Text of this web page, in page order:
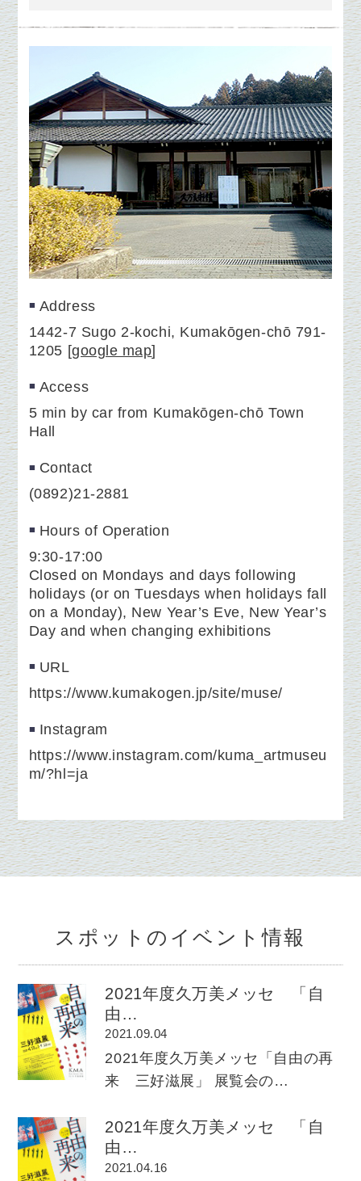
Address
1442-7 Sugo 2-kochi, Kumakōgen-chō 791-
1205 [google map]
Access
5 min by car from Kumakōgen-chō Town
Hall
Contact
(0892)21-2881
Hours of Operation
9:30-17:00
Closed on Mondays and days following
holidays (or on Tuesdays when holidays fall
on a Monday), New Year’s Eve, New Year’s
Day and when changing exhibitions
URL
https://www.kumakogen.jp/site/muse/
Instagram
https://www.instagram.com/kuma_artmuseu
m/?hl=ja
スポットのイベント情報
2021年度久万美メッセ 「自
由…
2021.09.04
2021年度久万美メッセ「自由の再
来 三好滋展」 展覧会の…
2021年度久万美メッセ 「自
由…
2021.04.16